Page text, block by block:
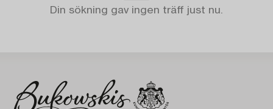
Din sökning gav ingen träff just nu.